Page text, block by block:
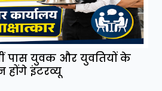
पास युवक और युवतियों के
होंगे इंटरव्यू